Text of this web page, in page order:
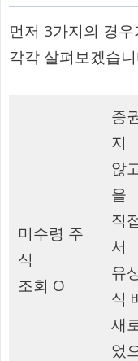
먼저 3가지의 경
각각 살펴보겠습
미수령 주
식
조회 O
증
지
않
을
직
서
유
식
새
었